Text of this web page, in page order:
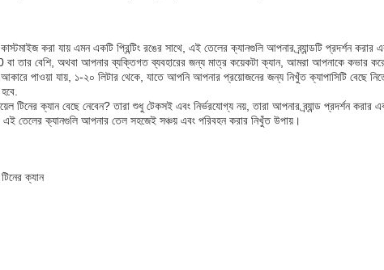
কাস্টমাইজ করা যায় এমন একটি প্রিন্টিং রঙের সাথে, এই তেলের ক্যানগুলি আপনার ব্র্যান্ডটি প্রদর্শন
তার বেশি, অথবা আপনার ব্যক্তিগত ব্যবহারের জন্য মাত্র কয়েকটা ক্যান, আমরা আপনাকে কভার
পাওয়া যায়, ১-২০ লিটার থেকে, যাতে আপনি আপনার প্রয়োজনের জন্য নিখুঁত ক্যাপাসিটি বেছে
টিনের ক্যান বেছে নেবেন? তারা শুধু টেকসই এবং নির্ভরযোগ্য নয়, তারা আপনার ব্র্যান্ড প্রদর্শন
এই তেলের ক্যানগুলি আপনার তেল সহজেই সঞ্চয় এবং পরিবহন করার নিখুঁত উপায়।
ক্যান